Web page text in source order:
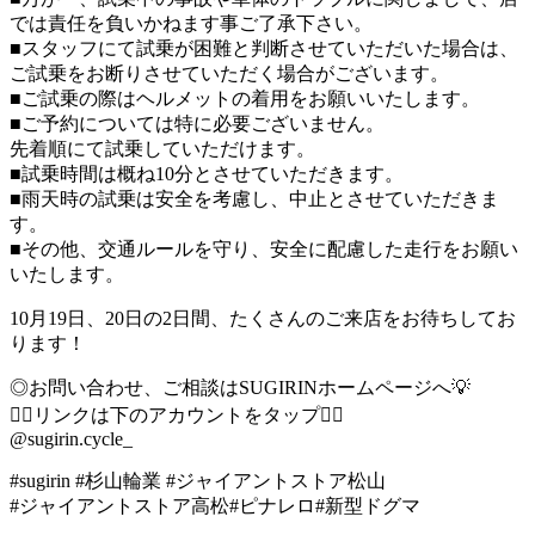
では責任を負いかねます事ご了承下さい。
■スタッフにて試乗が困難と判断させていただいた場合は、
ご試乗をお断りさせていただく場合がございます。
■ご試乗の際はヘルメットの着用をお願いいたします。
■ご予約については特に必要ございません。
先着順にて試乗していただけます。
■試乗時間は概ね10分とさせていただきます。
■雨天時の試乗は安全を考慮し、中止とさせていただきま
す。
■その他、交通ルールを守り、安全に配慮した走行をお願い
いたします。
10月19日、20日の2日間、たくさんのご来店をお待ちしてお
ります！
◎お問い合わせ、ご相談はSUGIRINホームページへ💡
👇🏻リンクは下のアカウントをタップ👇🏻
@sugirin.cycle_
#sugirin #杉山輪業 #ジャイアントストア松山
#ジャイアントストア高松#ピナレロ#新型ドグマ